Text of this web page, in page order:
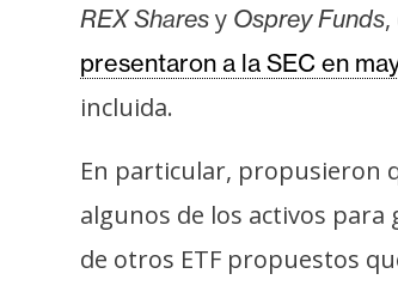
c
t
o
y
u
b
l
REX Shares y Osprey Funds
presentaron a la SEC en
incluida.
En particular, propusieron
algunos de los activos
de otros ETF propuestos